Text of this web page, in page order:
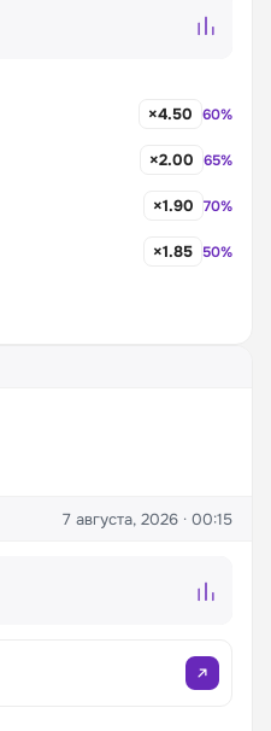
×4.50 60%
×2.00 65%
×1.90 70%
×1.85 50%
7 августа, 2026 · 00:15